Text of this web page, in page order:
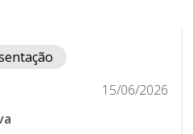
15/06/2026